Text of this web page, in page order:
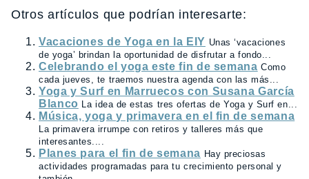
Otros artículos que podrían interesarte:
Vacaciones de Yoga en la EIY Unas ‘vacaciones
de yoga’ brindan la oportunidad de disfrutar a fondo...
Celebrando el yoga este fin de semana Como
cada jueves, te traemos nuestra agenda con las más...
Yoga y Surf en Marruecos con Susana García
Blanco La idea de estas tres ofertas de Yoga y Surf en...
Música, yoga y primavera en el fin de semana
La primavera irrumpe con retiros y talleres más que
interesantes....
Planes para el fin de semana Hay preciosas
actividades programadas para tu crecimiento personal y